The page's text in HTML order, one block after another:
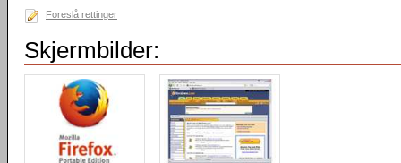
Foreslå rettinger
Skjermbilder: